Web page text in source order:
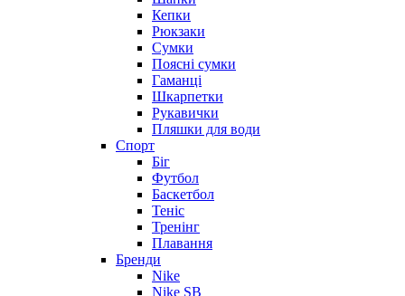
Кепки
Рюкзаки
Сумки
Поясні сумки
Гаманці
Шкарпетки
Рукавички
Пляшки для води
Спорт
Біг
Футбол
Баскетбол
Теніс
Тренінг
Плавання
Бренди
Nike
Nike SB